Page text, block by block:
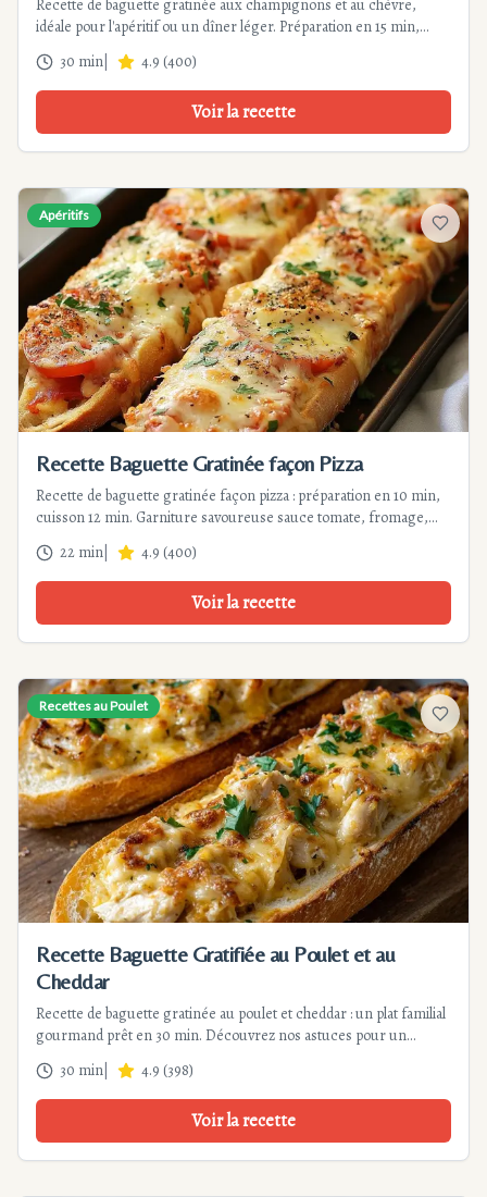
Recette de baguette gratinée aux champignons et au chèvre,
idéale pour l'apéritif ou un dîner léger. Préparation en 15 min,
cuisson 15 min. Une recette très facile, gourmande et élégante.
30 min 4.9 (400)
Voir la recette
Apéritifs
Recette Baguette Gratinée façon Pizza
Recette de baguette gratinée façon pizza : préparation en 10 min,
cuisson 12 min. Garniture savoureuse sauce tomate, fromage,
pepperoni, poivrons. Parfait apéritif ou plat rapide. Astuces et
variantes incluses.
22 min 4.9 (400)
Voir la recette
Recettes au Poulet
Recette Baguette Gratifiée au Poulet et au
Cheddar
Recette de baguette gratinée au poulet et cheddar : un plat familial
gourmand prêt en 30 min. Découvrez nos astuces pour un
résultat croustillant et fondant, idéal pour un dîner rapide ou un
apéritif.30 min 4.9 (398)
Voir la recette